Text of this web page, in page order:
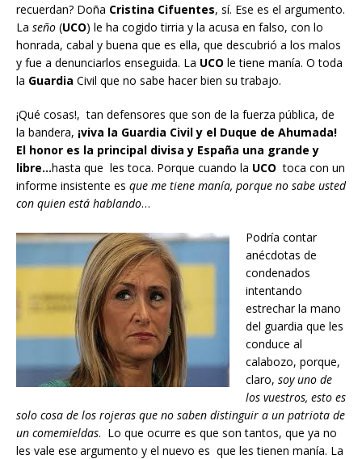
recuerdan? Doña Cristina Cifuentes, sí. Ese es el argumento.
La seño (UCO) le ha cogido tirria y la acusa en falso, con lo
honrada, cabal y buena que es ella, que descubrió a los malos
y fue a denunciarlos enseguida. La UCO le tiene manía. O toda
la Guardia Civil que no sabe hacer bien su trabajo.
¡Qué cosas!, tan defensores que son de la fuerza pública, de
la bandera, ¡viva la Guardia Civil y el Duque de Ahumada!
El honor es la principal divisa y España una grande y
libre…hasta que les toca. Porque cuando la UCO toca con un
informe insistente es que me tiene manía, porque no sabe usted
con quien está hablando…
Podría contar
anécdotas de
condenados
intentando
estrechar la mano
del guardia que les
conduce al
calabozo, porque,
claro, soy uno de
los vuestros, esto es
solo cosa de los rojeras que no saben distinguir a un patriota de
un comemieldas. Lo que ocurre es que son tantos, que ya no
les vale ese argumento y el nuevo es que les tienen manía. La